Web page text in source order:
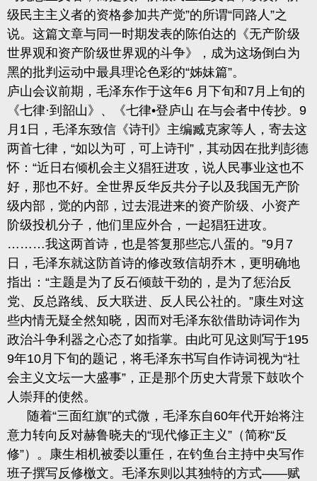
级民主主义者的资格参加共产觉”的所谓“同路人”之
说。这篇文章与同一时期发表的陈伯达的《无产阶级
世界观和资产阶级世界观的斗争》，成为这场倒白为
黑的批判运动中最具理论色彩的“姊妹篇”。
庐山会议前期，毛泽东作于这年6 月下旬和7月上旬的
《七律·到韶山》、《七律•登庐山 在与会者中传抄。 9
月 1 日，毛泽东致信《诗刊》主编臧克家等人， 寄去这
两首七律， “如以为可，可上诗刊”，其动因在批判彭德
怀：“近日右倾机会主义猖狂进攻，说人民事业这也不
好，那也不好。全世界反华反共分子以及我国无产阶
级内部，觉的内部，过去混进来的资产阶级、小资产
阶级投机分子，他们里应外合，一起猖狂进攻。
………我这两首诗，也是答复那些忘八蛋的。”9月 7
日，毛泽东就这防首诗的修改致信胡乔木，更明确地
指出：“主题是为了反石倾鼓干劲的，是为了惩治反
党、反总路线、反大联进、反人民公社的。 ”康生对这
些内情无疑全然知晓，因而对毛泽东欲借助诗词作为
政治斗争利器之心态了如指掌。由此可见这则写于195
9年10月下旬的题记 ，将毛泽东书写自作诗词视为“社
会主义文坛一大盛事”，正是那个历史大背景下鼓吹个
人崇拜的使然。
随着“三面红旗”的式微 ，毛泽东自 60年代开始将注
意力转向反对赫鲁晓夫的“现代修正主义”（简称“反
修”）。康生相机被委以重任，在钓鱼台主持中央写作
班子撰写反修檄文。毛泽东则以其独特的方式——赋